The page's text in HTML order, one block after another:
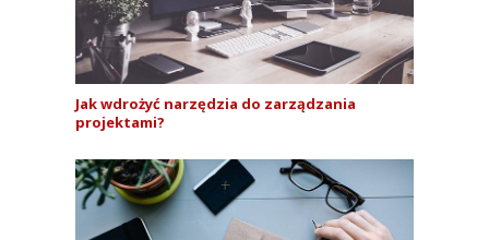
Jak wdrożyć narzędzia do zarządzania
projektami?